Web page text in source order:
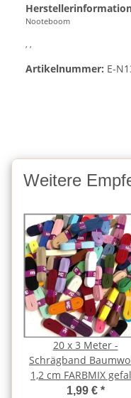
Nooteboom
, ,
Artikelnummer: E-
Weitere
20 x 3 Meter -
Schrägband
1,2 cm FARBMIX
1,99 € *